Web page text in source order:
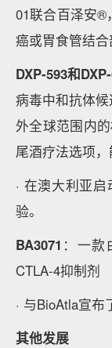
01联合百泽安®
癌或胃食管结合
DXP-593和DXP-
病毒中和抗体
外全球范围内
尾酒疗法选项
· 在澳大利亚
验。
BA3071 ：一款
CTLA-4抑制剂
· 与BioAtla宣布
其他发展